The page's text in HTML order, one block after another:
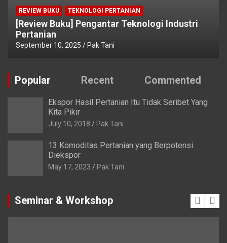
REVIEW BUKU TEKNOLOGI PERTANIAN
[Review Buku] Pengantar Teknologi Industri
Pertanian
September 10, 2025 Pak Tani
Popular Recent Commented
Ekspor Hasil Pertanian Itu Tidak Seribet Yang
Kita Pikir
July 10, 2018 Pak Tani
13 Komoditas Pertanian yang Berpotensi
Diekspor
May 17, 2023 Pak Tani
Seminar & Workshop